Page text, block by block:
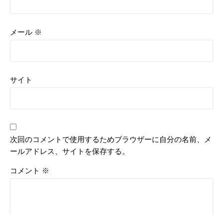
メール ※
サイト
次回のコメントで使用するためブラウザーに自分の名前、メ
ールアドレス、サイトを保存する。
コメント ※